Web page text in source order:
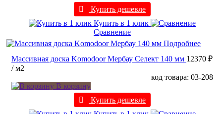
Купить дешевле
Купить в 1 клик
Сравнение
Подробнее
Массивная доска Komodoor Мербау Селект 140 мм 12370 ₽
/ м2
код товара: 03-208
В корзину
Купить дешевле